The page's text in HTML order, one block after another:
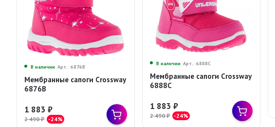
В наличии Арт.: 6876B
Мембранные сапоги Crossway
6876B
1 883₽
2 490₽ -24%
В наличии Арт.: 6888C
Мембранные сапоги Crossway
6888C
1 883₽
2 490₽ -24%